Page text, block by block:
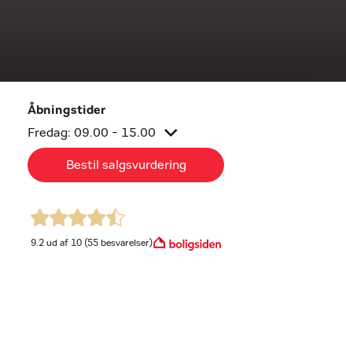
Åbningstider
Fredag: 09.00 - 15.00
Bestil salgsvurdering
9.2 ud af 10 (55 besvarelser)